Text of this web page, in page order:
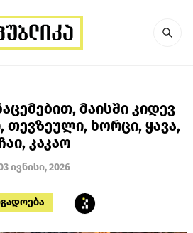
მაისში კიდევ
თევზეული, ხორცი, ყავა,
კაკაო
ივნისი, 2026